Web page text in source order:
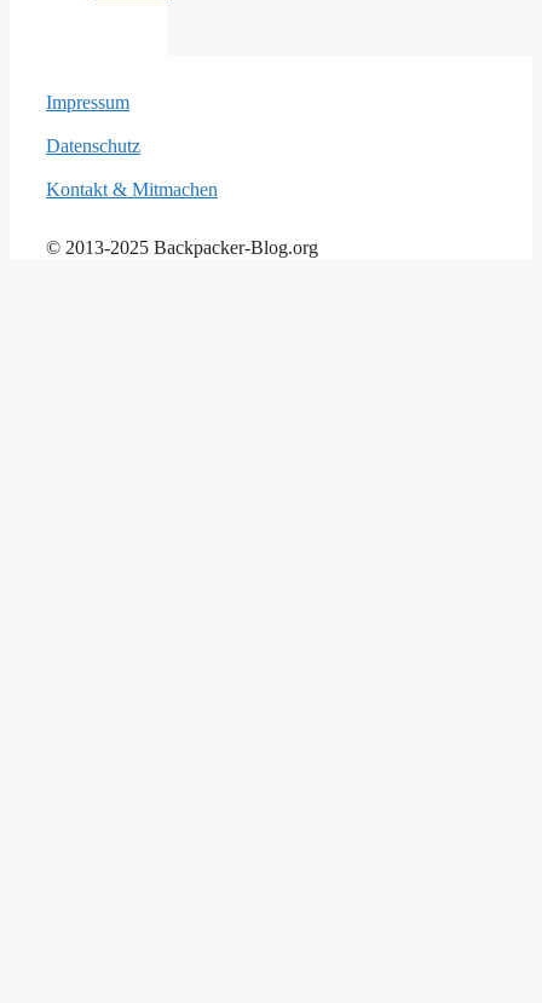
Impressum
Datenschutz
Kontakt & Mitmachen
© 2013-2025 Backpacker-Blog.org